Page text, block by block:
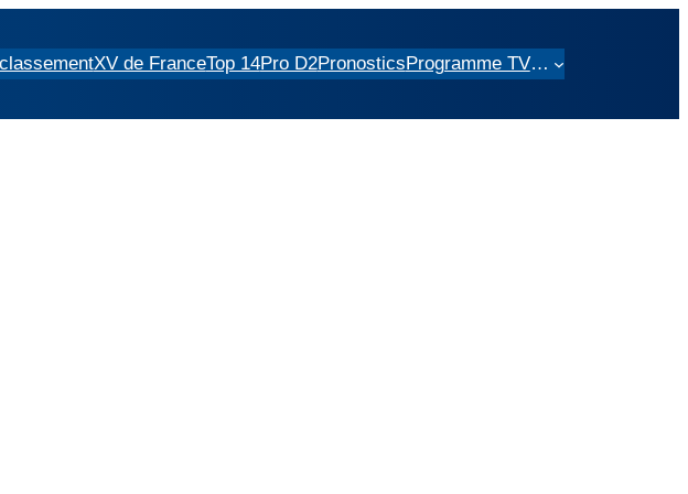
classementXV de FranceTop 14Pro D2PronosticsProgramme TV…